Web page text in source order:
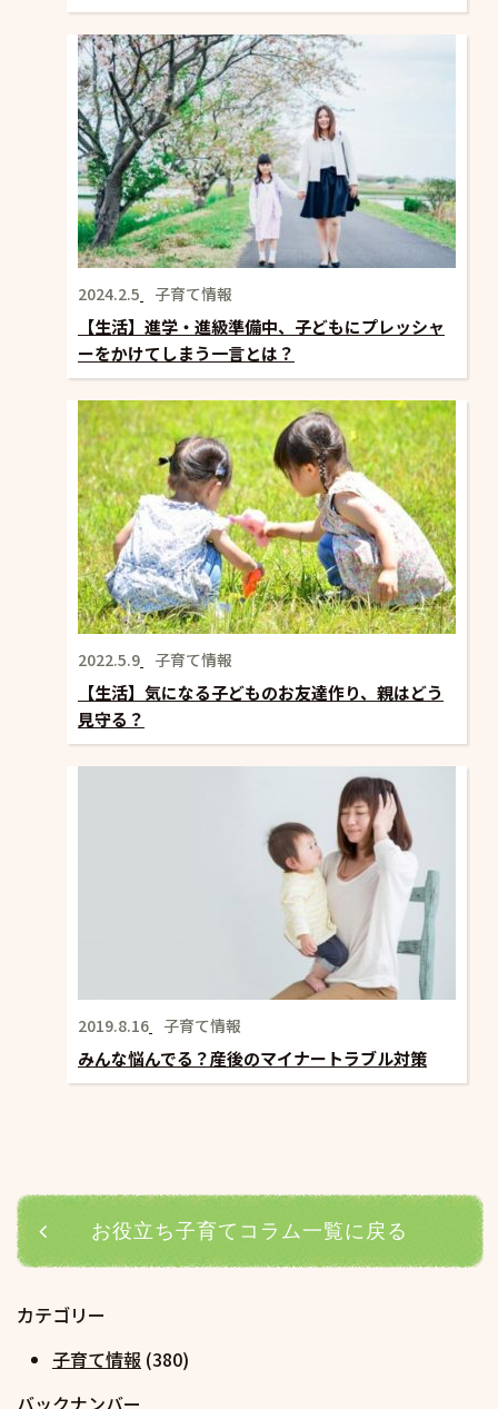
2024.2.5 子育て情報
【生活】進学・進級準備中、子どもにプレッシャ
ーをかけてしまう一言とは？
2022.5.9 子育て情報
【生活】気になる子どものお友達作り、親はどう
見守る？
2019.8.16 子育て情報
みんな悩んでる？産後のマイナートラブル対策
お役立ち子育てコラム一覧に戻る
カテゴリー
子育て情報 (380)
バックナンバー